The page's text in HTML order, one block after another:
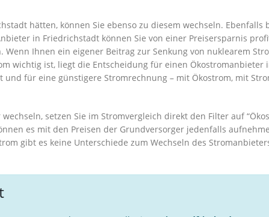
hätten, können Sie ebenso zu diesem wechseln. Ebenfalls
in Friedrichstadt können Sie von einer Preisersparnis
Ihnen ein eigener Beitrag zur Senkung von nuklearem
wichtig ist, liegt die Entscheidung für einen Ökostromanbieter
für eine günstigere Stromrechnung – mit Ökostrom, mit
setzen Sie im Stromvergleich direkt den Filter auf
es mit den Preisen der Grundversorger jedenfalls
gibt es keine Unterschiede zum Wechseln des